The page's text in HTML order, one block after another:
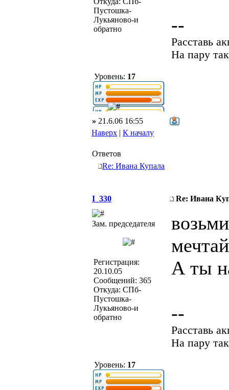
Пустошка-
Лукьяново-и
обратно
Уровень: 17
--
Расставь
На пару
» 21.6.06 16:55
Наверх | К началу
Ответов
Re: Ивана Купала
I_330 Re: Ивана
Зам. председателя
Регистрация:
20.10.05
Сообщений: 365
Откуда: СПб-
Пустошка-
Лукьяново-и
обратно
Уровень: 17
А ты
--
Расставь
На пару